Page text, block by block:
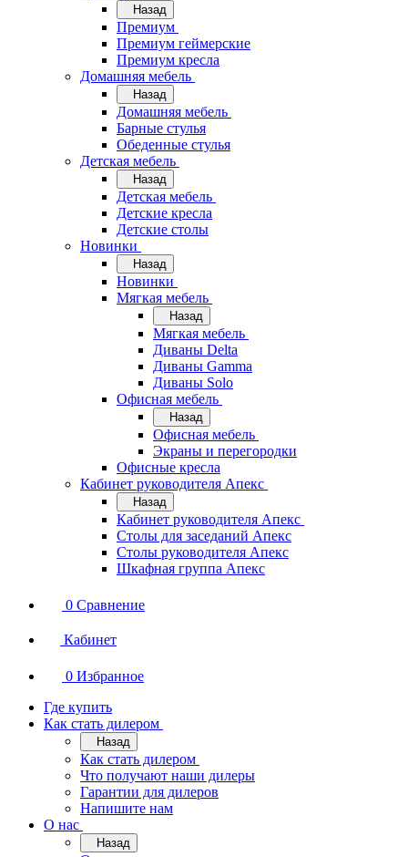
Назад
Премиум
Премиум геймерские
Премиум кресла
Домашняя мебель
Назад
Домашняя мебель
Барные стулья
Обеденные стулья
Детская мебель
Назад
Детская мебель
Детские кресла
Детские столы
Новинки
Назад
Новинки
Мягкая мебель
Назад
Мягкая мебель
Диваны Delta
Диваны Gamma
Диваны Solo
Офисная мебель
Назад
Офисная мебель
Экраны и перегородки
Офисные кресла
Кабинет руководителя Апекс
Назад
Кабинет руководителя Апекс
Столы для заседаний Апекс
Столы руководителя Апекс
Шкафная группа Апекс
0 Сравнение
Кабинет
0 Избранное
Где купить
Как стать дилером
Назад
Как стать дилером
Что получают наши дилеры
Гарантии для дилеров
Напишите нам
О нас
Назад